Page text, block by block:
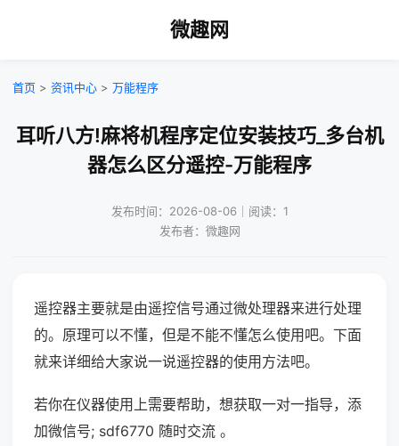
微趣网
首页 > 资讯中心 > 万能程序
耳听八方!麻将机程序定位安装技巧_多台机
器怎么区分遥控-万能程序
发布时间：2026-08-06｜阅读：1
发布者：微趣网
遥控器主要就是由遥控信号通过微处理器来进行处理
的。原理可以不懂，但是不能不懂怎么使用吧。下面
就来详细给大家说一说遥控器的使用方法吧。
若你在仪器使用上需要帮助，想获取一对一指导，添
加微信号; sdf6770 随时交流 。